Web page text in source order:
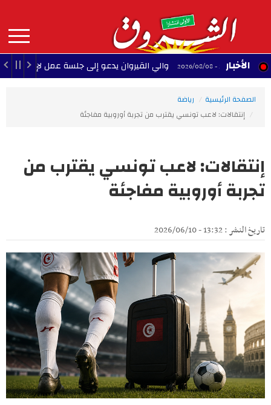
contenu
principal
MAIN
NAVIGATION الأخبار 22:35 - 2026/08/08 والي القيروان يدعو إلى جلسة عمل لإنقاذ الشبيبة
الصفحة الرئيسية
رياضة
إنتقالات: لاعب تونسي يقترب من تجربة أوروبية مفاجئة
إنتقالات: لاعب تونسي يقترب من
تجربة أوروبية مفاجئة
تاريخ النشر : 13:32 - 2026/06/10